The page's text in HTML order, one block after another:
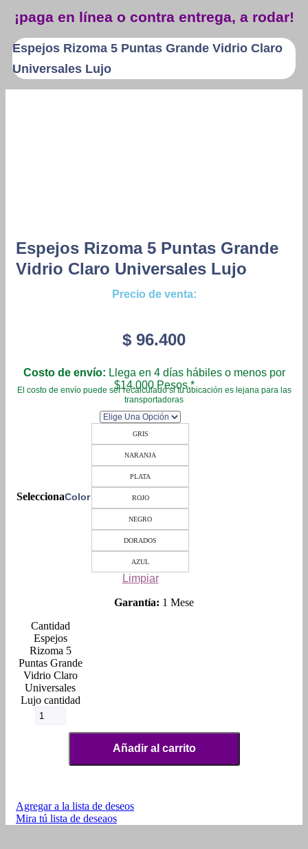
¡paga en línea o contra entrega, a rodar!
Espejos Rizoma 5 Puntas Grande Vidrio Claro
Universales Lujo
Espejos Rizoma 5 Puntas Grande
Vidrio Claro Universales Lujo
Precio de venta:
$ 96.400
Costo de envío: Llega en 4 días hábiles o menos por
$14.000 Pesos.*
El costo de envío puede ser recalculado si tu ubicación es lejana para las
transportadoras
Color
GRIS
NARANJA
PLATA
ROJO
NEGRO
DORADOS
AZUL
Limpiar
Garantía: 1 Mese
Espejos
Rizoma 5
Puntas Grande
Vidrio Claro
Universales
Lujo cantidad
Añadir al carrito
Agregar a la lista de deseos
Mira tú lista de deseaos